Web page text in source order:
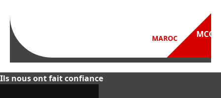
Ils nous ont fait confiance